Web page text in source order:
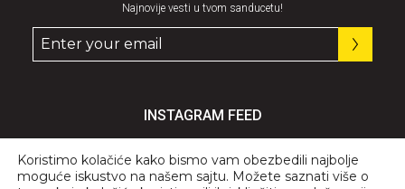
Najnovije vesti u tvom sanducetu!
INSTAGRAM FEED
Koristimo kolačiće kako bismo vam obezbedili najbolje
moguće iskustvo na našem sajtu. Možete saznati više o